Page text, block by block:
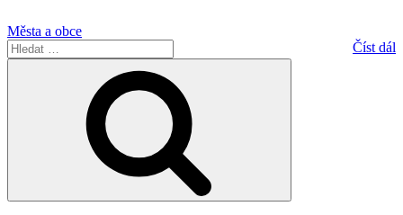
Města a obce
Číst dál
Hledat: